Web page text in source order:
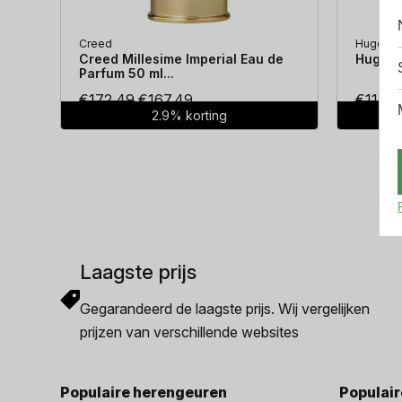
Creed
Creed Millesime Imperial Eau de
Parfum 50 ml...
€172.49Oorspronkelijke
prijs
€167.49Huidige
prijs
2.9% korting
Hugo
Hugo
€114.38
Laagste prijs
Gegarandeerd de laagste prijs. Wij vergelijken
prijzen van verschillende websites
Populaire herengeuren